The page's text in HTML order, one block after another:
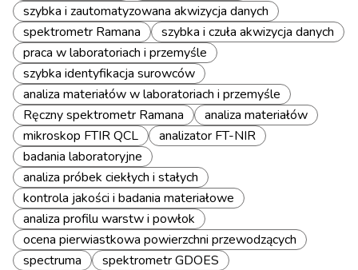
szybka i zautomatyzowana akwizycja danych
spektrometr Ramana
szybka i czuła akwizycja danych
praca w laboratoriach i przemyśle
szybka identyfikacja surowców
analiza materiałów w laboratoriach i przemyśle
Ręczny spektrometr Ramana
analiza materiałów
mikroskop FTIR QCL
analizator FT-NIR
badania laboratoryjne
analiza próbek ciekłych i stałych
kontrola jakości i badania materiałowe
analiza profilu warstw i powłok
ocena pierwiastkowa powierzchni przewodzących
spectruma
spektrometr GDOES